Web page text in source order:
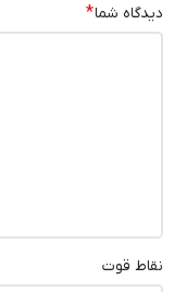
دیدگاه شما*
نقاط قوت